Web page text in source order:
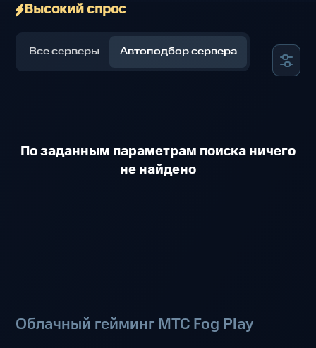
Высокий спрос
Все серверы Автоподбор сервера
По заданным параметрам поиска ничего
не найдено
Облачный гейминг МТС Fog Play